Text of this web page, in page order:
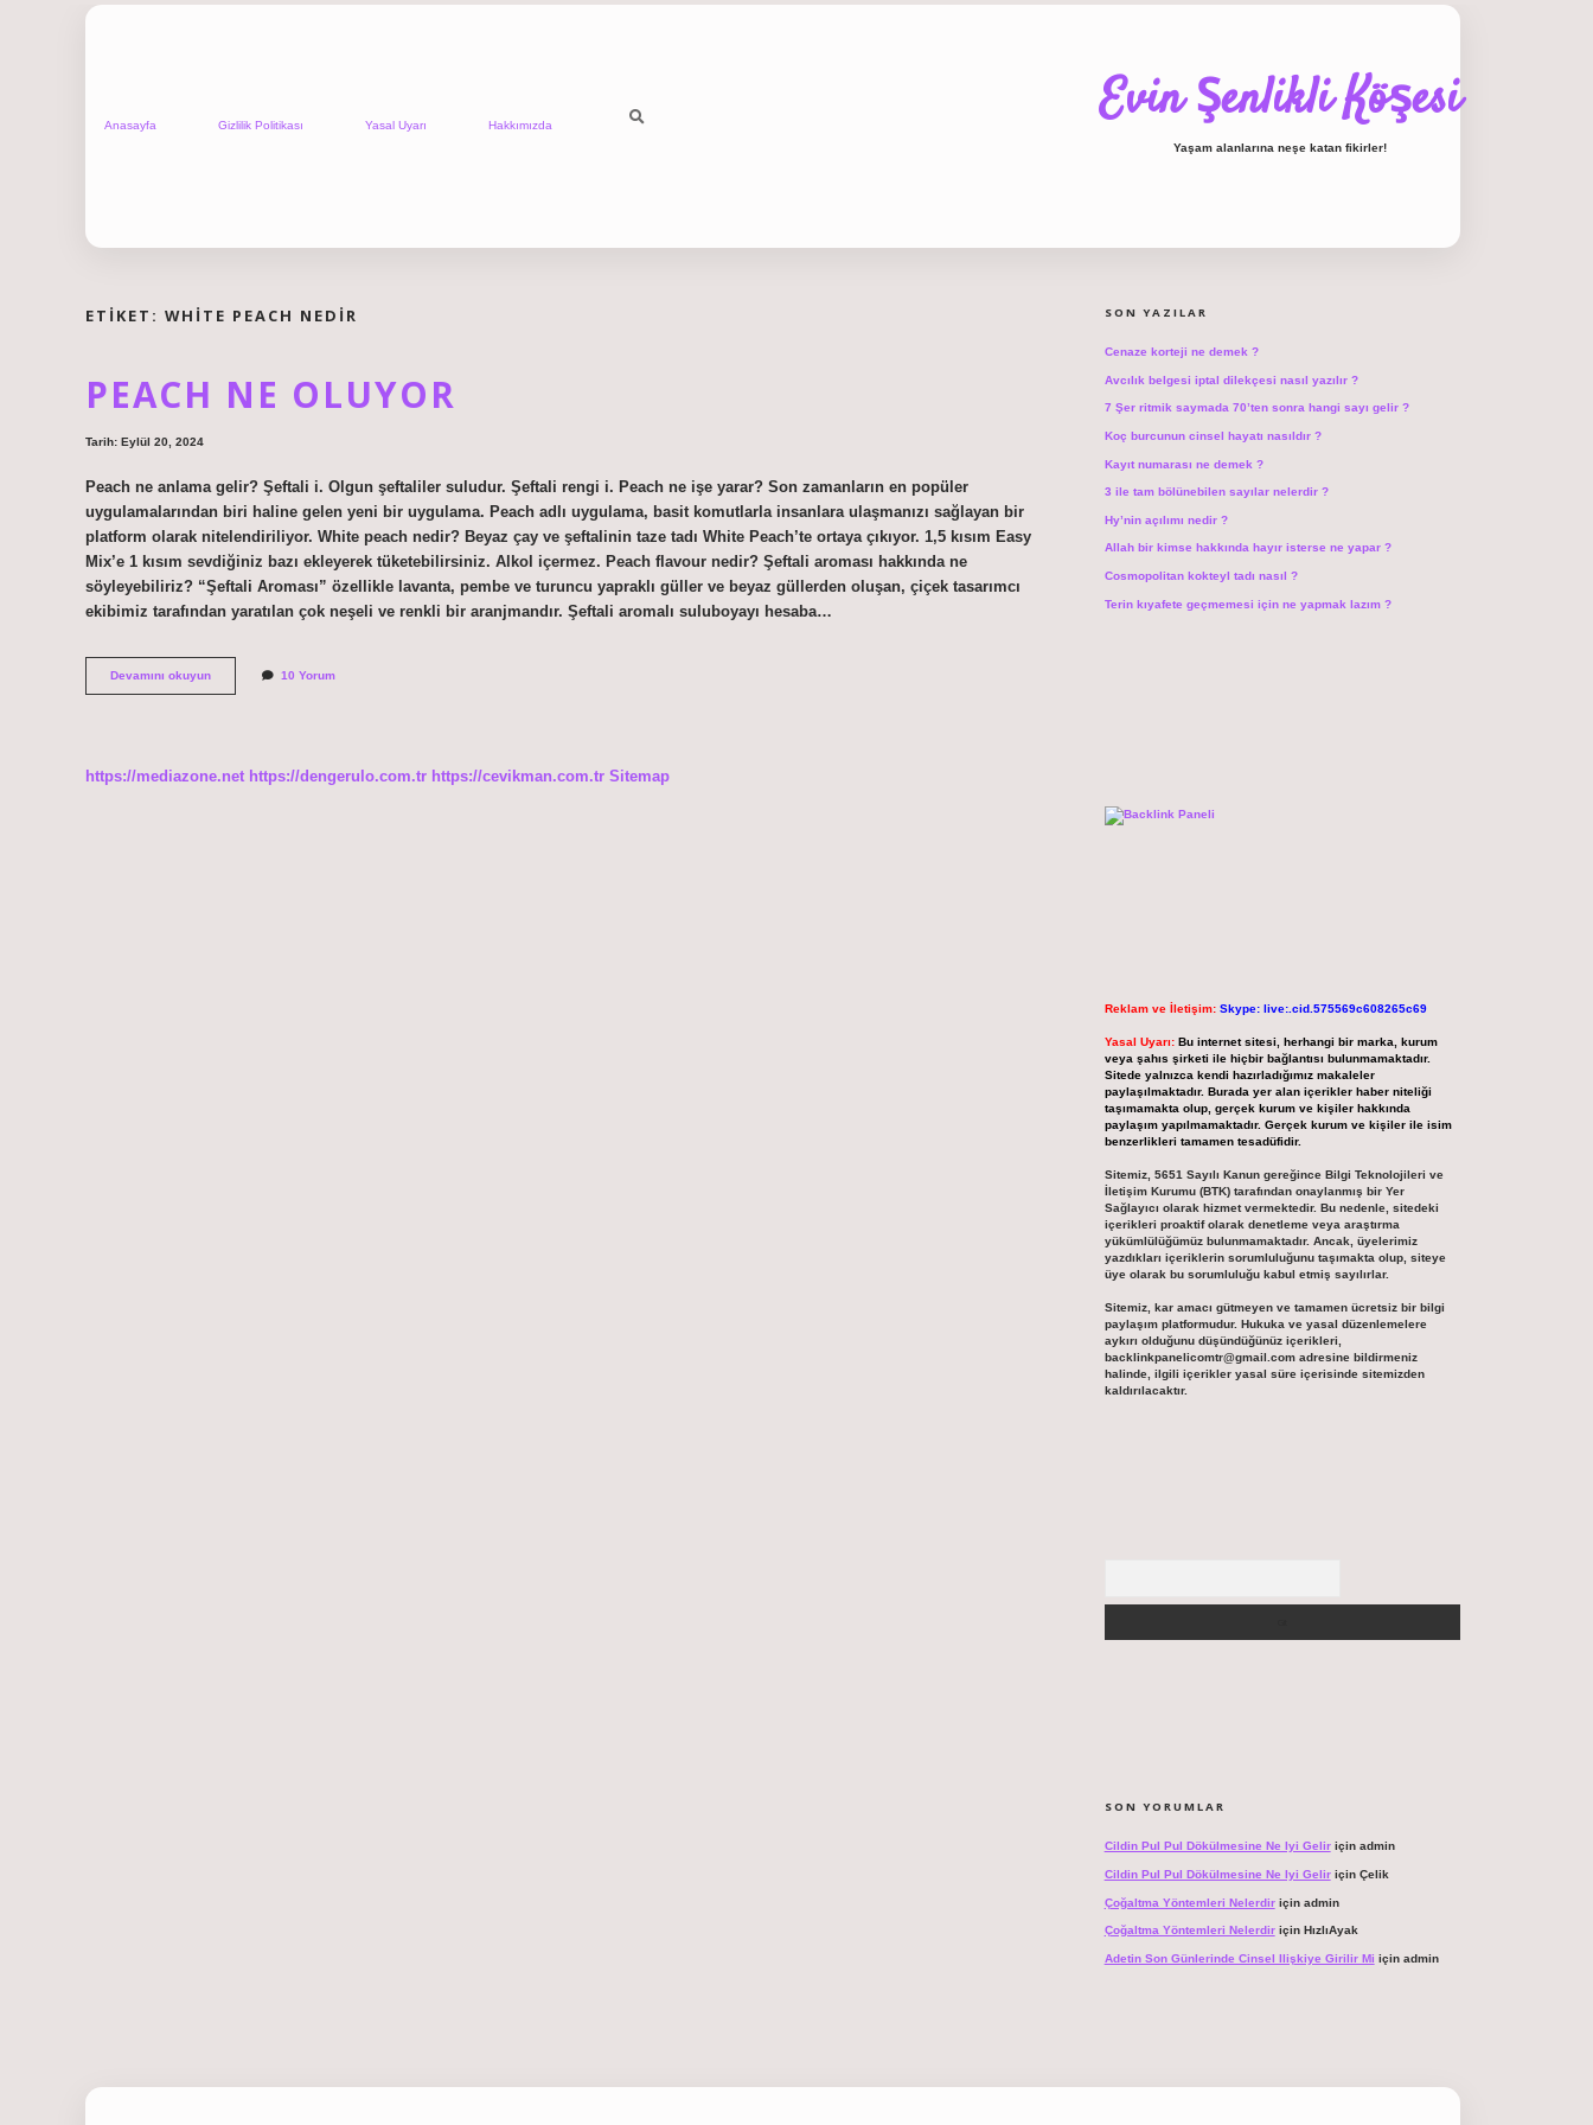
Anasayfa Gizlilik Politikası Yasal Uyarı Hakkımızda Evin Şenlikli Köşesi
Yaşam alanlarına neşe katan fikirler!
ETIKET: WHITE PEACH NEDIR
PEACH NE OLUYOR
Tarih: Eylül 20, 2024
Peach ne anlama gelir? Şeftali i. Olgun şeftaliler suludur. Şeftali rengi i. Peach ne işe yarar? Son zamanların en popüler
uygulamalarından biri haline gelen yeni bir uygulama. Peach adlı uygulama, basit komutlarla insanlara ulaşmanızı sağlayan bir
platform olarak nitelendiriliyor. White peach nedir? Beyaz çay ve şeftalinin taze tadı White Peach’te ortaya çıkıyor. 1,5 kısım Easy
Mix’e 1 kısım sevdiğiniz bazı ekleyerek tüketebilirsiniz. Alkol içermez. Peach flavour nedir? Şeftali aroması hakkında ne
söyleyebiliriz? “Şeftali Aroması” özellikle lavanta, pembe ve turuncu yapraklı güller ve beyaz güllerden oluşan, çiçek tasarımcı
ekibimiz tarafından yaratılan çok neşeli ve renkli bir aranjmandır. Şeftali aromalı suluboyayı hesaba…
Devamını okuyunPeach
Ne
10 Yorum
https://mediazone.net https://dengerulo.com.tr https://cevikman.com.tr Sitemap
SON YAZILAR
Cenaze korteji ne demek ?
Avcılık belgesi iptal dilekçesi nasıl yazılır ?
7 Şer ritmik saymada 70’ten sonra hangi sayı gelir ?
Koç burcunun cinsel hayatı nasıldır ?
Kayıt numarası ne demek ?
3 ile tam bölünebilen sayılar nelerdir ?
Hy’nin açılımı nedir ?
Allah bir kimse hakkında hayır isterse ne yapar ?
Cosmopolitan kokteyl tadı nasıl ?
Terin kıyafete geçmemesi için ne yapmak lazım ?
Reklam ve İletişim: Skype: live:.cid.575569c608265c69
Yasal Uyarı: Bu internet sitesi, herhangi bir marka, kurum
veya şahıs şirketi ile hiçbir bağlantısı bulunmamaktadır.
Sitede yalnızca kendi hazırladığımız makaleler
paylaşılmaktadır. Burada yer alan içerikler haber niteliği
taşımamakta olup, gerçek kurum ve kişiler hakkında
paylaşım yapılmamaktadır. Gerçek kurum ve kişiler ile isim
benzerlikleri tamamen tesadüfidir.
Sitemiz, 5651 Sayılı Kanun gereğince Bilgi Teknolojileri ve
İletişim Kurumu (BTK) tarafından onaylanmış bir Yer
Sağlayıcı olarak hizmet vermektedir. Bu nedenle, sitedeki
içerikleri proaktif olarak denetleme veya araştırma
yükümlülüğümüz bulunmamaktadır. Ancak, üyelerimiz
yazdıkları içeriklerin sorumluluğunu taşımakta olup, siteye
üye olarak bu sorumluluğu kabul etmiş sayılırlar.
Sitemiz, kar amacı gütmeyen ve tamamen ücretsiz bir bilgi
paylaşım platformudur. Hukuka ve yasal düzenlemelere
aykırı olduğunu düşündüğünüz içerikleri,
backlinkpanelicomtr@gmail.comadresine bildirmeniz
halinde, ilgili içerikler yasal süre içerisinde sitemizden
kaldırılacaktır.
SON YORUMLAR
Cildin Pul Pul Dökülmesine Ne Iyi Geliriçin admin
Cildin Pul Pul Dökülmesine Ne Iyi Geliriçin Çelik
Çoğaltma Yöntemleri Nelerdiriçin admin
Çoğaltma Yöntemleri Nelerdiriçin HızlıAyak
Adetin Son Günlerinde Cinsel Ilişkiye Girilir Mi için admin